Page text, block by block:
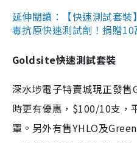
延伸閱讀：【快速測試套
毒抗原快速測試劑！捐贈
Goldsite快速測試套裝
深水埗電子特賣城現正發
時更有優惠，$100/10支，
罩。另外有售YHLO及